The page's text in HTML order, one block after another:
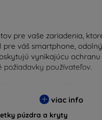
pre vaše zariadenia,
váš smartphone,
vynikajúcu
používateľov.
sa stanú neoddeliteľnou
len ochrániť svoju
viac info
púzdra a kryty